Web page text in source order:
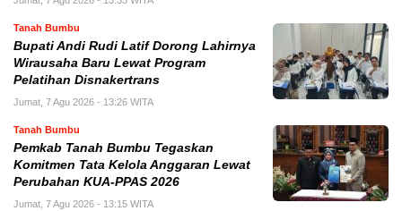
Tanah Bumbu
Bupati Andi Rudi Latif Dorong Lahirnya
Wirausaha Baru Lewat Program
Pelatihan Disnakertrans
Jumat, 7 Agu 2026 - 13:26 WITA
Tanah Bumbu
Pemkab Tanah Bumbu Tegaskan
Komitmen Tata Kelola Anggaran Lewat
Perubahan KUA-PPAS 2026
Jumat, 7 Agu 2026 - 13:15 WITA